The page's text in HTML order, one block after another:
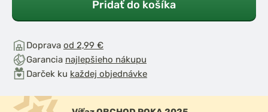
Pridať do košíka
Doprava od 2,99 €
Garancia najlepšieho nákupu
Darček ku každej objednávke